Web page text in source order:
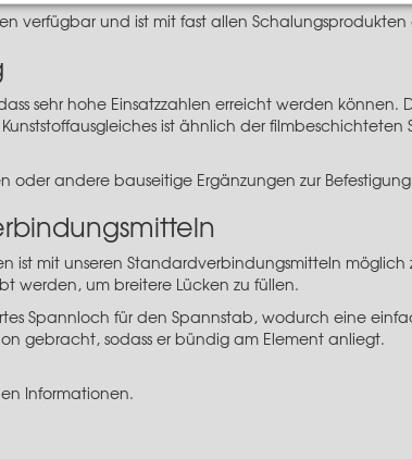
verfügbar und ist mit fast allen
sehr hohe Einsatzzahlen erreicht werden
ist ähnlich der
oder andere bauseitige Ergänzungen zur
ist mit unseren Standardverbindungsmitteln
werden, um breitere Lücken zu füllen.
Spannloch für den Spannstab, wodurch eine
gebracht, sodass er bündig am Element anliegt.
Informationen.